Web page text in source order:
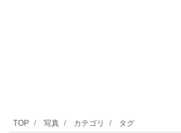
TOP 写真 カテゴリ タグ